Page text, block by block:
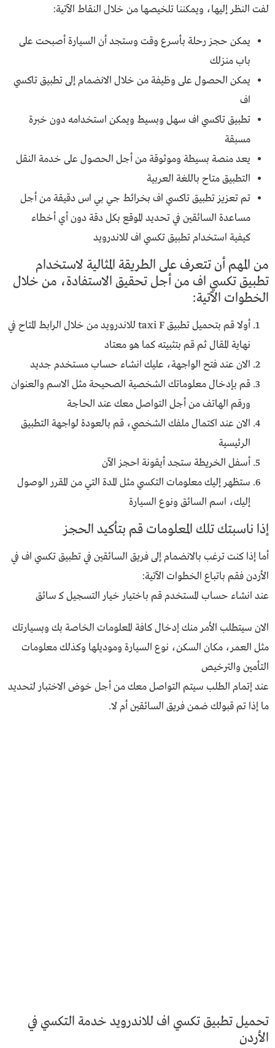
لفت النظر إليها، ويمكننا تلخيصها من خلال النقاط الآتية:
يمكن حجز رحلة بأسرع وقت وستجد أن السيارة أصبحت على
باب منزلك
يمكن الحصول على وظيفة من خلال الانضمام إلى تطبيق تاكسي
اف
تطبيق تاكسي اف سهل وبسيط ويمكن استخدامه دون خبرة
مسبقة
يعد منصة بسيطة وموثوقة من أجل الحصول على خدمة النقل
التطبيق متاح باللغة العربية
تم تعزيز تطبيق تاكسي اف بخرائط جي بي اس دقيقة من أجل
مساعدة السائقين في تحديد الموقع بكل دقة دون أي أخطاء
كيفية استخدام تطبيق تكسي اف للاندرويد
من المهم أن تتعرف على الطريقة المثالية لاستخدام
تطبيق تكسي اف من أجل تحقيق الاستفادة، من خلال
الخطوات الآتية:
أولا قم بتحميل تطبيق taxi F للاندرويد من خلال الرابط المتاح في
نهاية المقال ثم قم بتثبيته كما هو معتاد
الان عند فتح الواجهة، عليك انشاء حساب مستخدم جديد
قم بإدخال معلوماتك الشخصية الصحيحة مثل الاسم والعنوان
ورقم الهاتف من أجل التواصل معك عند الحاجة
الان عند اكتمال ملفك الشخصي، قم بالعودة لواجهة التطبيق
الرئيسية
أسفل الخريطة ستجد أيقونة احجز الآن
ستظهر إليك معلومات التكسي مثل المدة التي من المقرر الوصول
إليك، اسم السائق ونوع السيارة
إذا ناسبتك تلك المعلومات قم بتأكيد الحجز
أما إذا كنت ترغب بالانضمام إلى فريق السائقين في تطبيق تكسي اف في
الأردن فقم باتباع الخطوات الآتية:
عند انشاء حساب المستخدم قم باختيار خيار التسجيل كـ سائق
الان سيتطلب الأمر منك إدخال كافة المعلومات الخاصة بك وبسيارتك
مثل العمر، مكان السكن، نوع السيارة وموديلها وكذلك معلومات
التأمين والترخيص
عند إتمام الطلب سيتم التواصل معك من أجل خوض الاختبار لتحديد
ما إذا تم قبولك ضمن فريق السائقين أم لا.
تحميل تطبيق تكسي اف للاندرويد خدمة التكسي في
الأردن